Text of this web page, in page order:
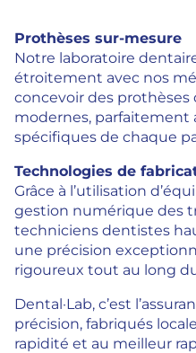
Prothèses sur-mesure
Notre laboratoire
étroitement avec nos
concevoir des
modernes, parfaitement
spécifiques de chaque
Technologies de
Grâce à l’utilisation
gestion numérique des
techniciens dentistes
une précision
rigoureux tout au long
Dental·Lab, c’est
précision, fabriqués
rapidité et au meilleur